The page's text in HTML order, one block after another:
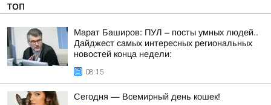
ТОП
Марат Баширов: ПУЛ – посты умных людей..
Дайджест самых интересных региональных
новостей конца недели:
08:15
Сегодня — Всемирный день кошек!